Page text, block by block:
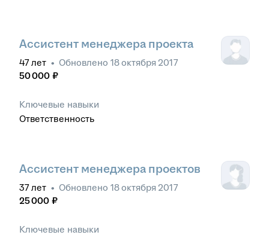
Ассистент менеджера проекта
47лет • Обновлено 18 октября 2017
50 000 ₽
Ключевые навыки
Ответственность
Ассистент менеджера проектов
37лет • Обновлено 18 октября 2017
25 000 ₽
Ключевые навыки